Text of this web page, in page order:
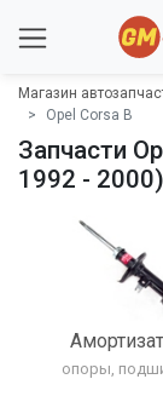
Магазин
Opel Corsa B
Запчасти
1992 - 2000)
опоры,